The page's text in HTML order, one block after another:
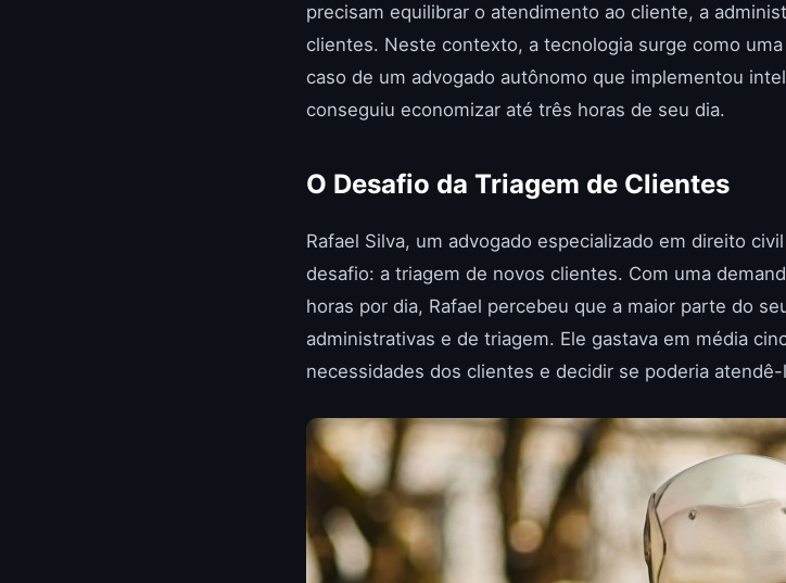
precisam equilibrar o atendimento ao cliente, a
clientes. Neste contexto, a tecnologia surge como
caso de um advogado autônomo que implementou
conseguiu economizar até três horas de seu dia.
O Desafio da Triagem de Clientes
Rafael Silva, um advogado especializado em direito
desafio: a triagem de novos clientes. Com uma
horas por dia, Rafael percebeu que a maior parte do
administrativas e de triagem. Ele gastava em média
necessidades dos clientes e decidir se poderia atendê-